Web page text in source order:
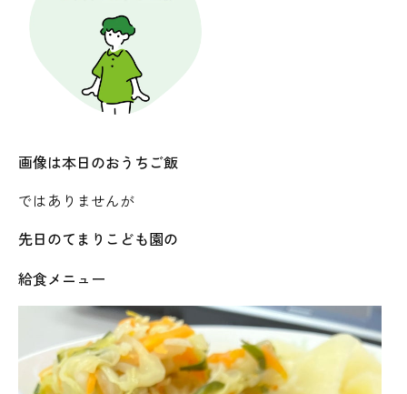
画像は本日のおうちご飯
ではありませんが
先日のてまりこども園の
給食メニュー